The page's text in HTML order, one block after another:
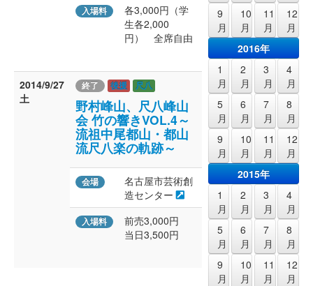
入場料
各3,000円（学
生各2,000
円） 全席自由
2014/9/27
土
終了 後援 尺八
野村峰山、尺八峰山
会 竹の響きVOL.4～
流祖中尾都山・都山
流尺八楽の軌跡～
会場
名古屋市芸術創
造センター
入場料
前売3,000円
当日3,500円
9
月
10
月
11
月
12
月
2016年
1
月
2
月
3
月
4
月
5
月
6
月
7
月
8
月
9
月
10
月
11
月
12
月
2015年
1
月
2
月
3
月
4
月
5
月
6
月
7
月
8
月
9
月
10
月
11
月
12
月